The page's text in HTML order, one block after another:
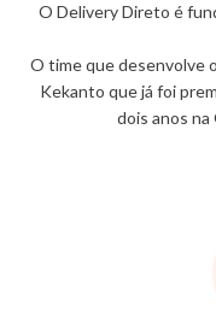
O Delivery Direto é
O time que desenvolve
Kekanto que já foi
dois anos na